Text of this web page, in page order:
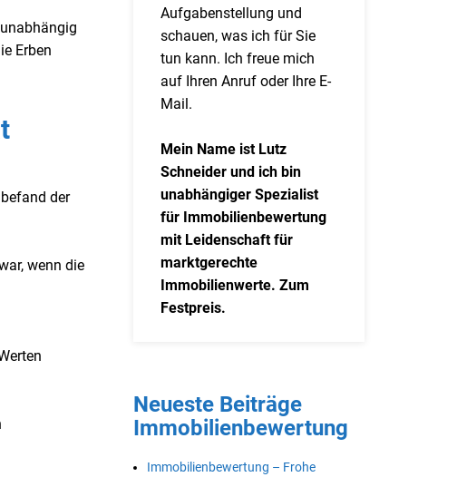
Erben
befand der
wenn die
Aufgabenstellung und
schauen, was ich für Sie
tun kann. Ich freue mich
auf Ihren Anruf oder Ihre E-
Mail.
Mein Name ist Lutz
Schneider und ich bin
unabhängiger Spezialist
für Immobilienbewertung
mit Leidenschaft für
marktgerechte
Immobilienwerte. Zum
Festpreis.
Neueste Beiträge
Immobilienbewertung
Immobilienbewertung – Frohe